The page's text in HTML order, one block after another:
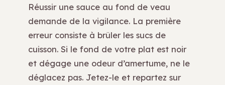
Réussir une sauce au fond de veau
demande de la vigilance. La première
erreur consiste à brûler les sucs de
cuisson. Si le fond de votre plat est noir
et dégage une odeur d’amertume, ne le
déglacez pas. Jetez-le et repartez sur